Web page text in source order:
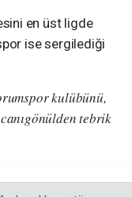
en üst ligde
ise sergilediği
kulübünü,
tebrik